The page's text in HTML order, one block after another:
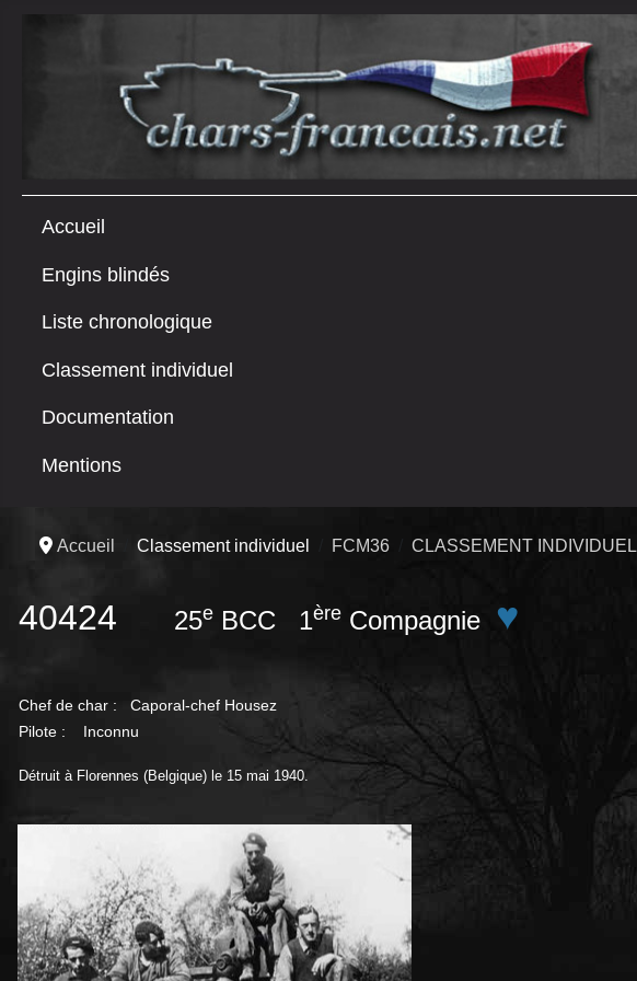
Accueil
Engins blindés
Liste chronologique
Classement individuel
Documentation
Mentions
Accueil Classement individuel FCM36 CLASSEMENT INDIVIDUEL
40424 25e BCC 1ère Compagnie ♥
Chef de char :
Caporal-chef Housez
Pilote : Inconnu
Détruit à Florennes (Belgique) le 15 mai 1940.